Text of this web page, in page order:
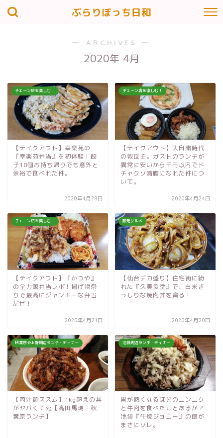
ぶらりぼっち日和
― ARCHIVES ―
2020年 4月
チェーン店を楽しむ！
【テイクアウト】幸楽苑の
『幸楽苑弁当』を初体験！餃
子18個お持ち帰りでも意外と
余裕で食べれた件。
2020年4月28日
チェーン店を楽しむ！
【テイクアウト】大自粛時代
の救世主。ガストのランチが
異常に安いから千円以内でド
チャクソ満腹になれた件につ
いて。
2020年4月24日
チェーン店を楽しむ！
【テイクアウト】『かつや』
の全力飯弁当レポ！揚げ物祭
りで最高にジャンキーな弁当
だぜ！
2020年4月21日
旅先グルメ
【仙台デカ盛り】住宅街に紛
れた『久美食堂』で、白米ぎ
っしりな焼肉丼を貪る！
2020年4月20日
秋葉原や上野周辺ランチ・ディナー
【肉汁麺ススム】1kg超えの丼
がヤバくて死【高田馬場・秋
葉原ランチ】
池袋周辺ランチ・ディナー
胃が熱くなるほどのニンニク
と牛肉を食べたことあるか？
池袋『牛焼ジョニー』の飯が
まさにソレ。